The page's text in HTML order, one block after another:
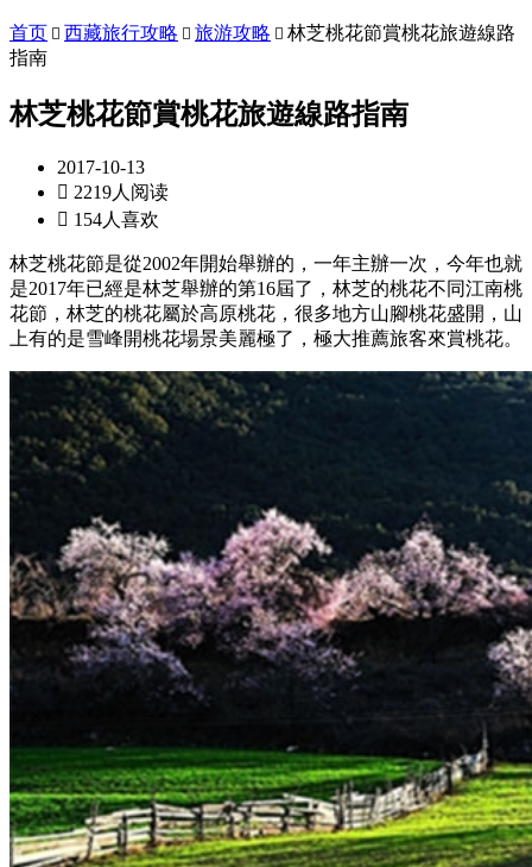
首页  西藏旅行攻略  旅游攻略  林芝桃花節賞桃花旅遊線路
指南
林芝桃花節賞桃花旅遊線路指南
2017-10-13
 2219人阅读
 154人喜欢
林芝桃花節是從2002年開始舉辦的，一年主辦一次，今年也就
是2017年已經是林芝舉辦的第16屆了，林芝的桃花不同江南桃
花節，林芝的桃花屬於高原桃花，很多地方山腳桃花盛開，山
上有的是雪峰開桃花場景美麗極了，極大推薦旅客來賞桃花。